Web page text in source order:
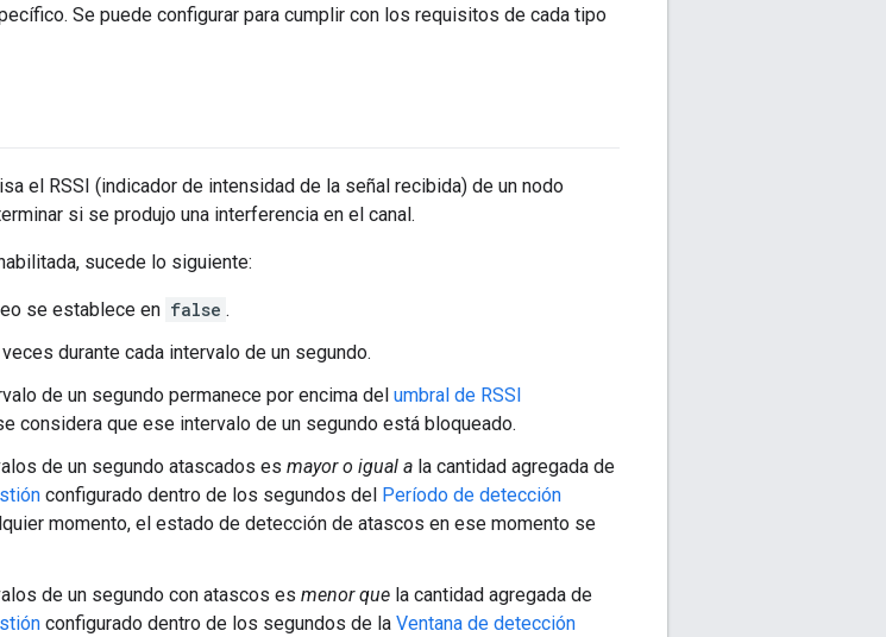
Se puede configurar para cumplir con los requisitos de cada tipo
el RSSI (indicador de intensidad de la señal recibida) de un nodo
si se produjo una interferencia en el canal.
sucede lo siguiente:
se establece en false .
durante cada intervalo de un segundo.
de un segundo permanece por encima del umbral de RSSI
considera que ese intervalo de un segundo está bloqueado.
de un segundo atascados es mayor o igual a la cantidad agregada de
configurado dentro de los segundos del Período de detección
momento, el estado de detección de atascos en ese momento se
de un segundo con atascos es menor que la cantidad agregada de
configurado dentro de los segundos de la Ventana de detección